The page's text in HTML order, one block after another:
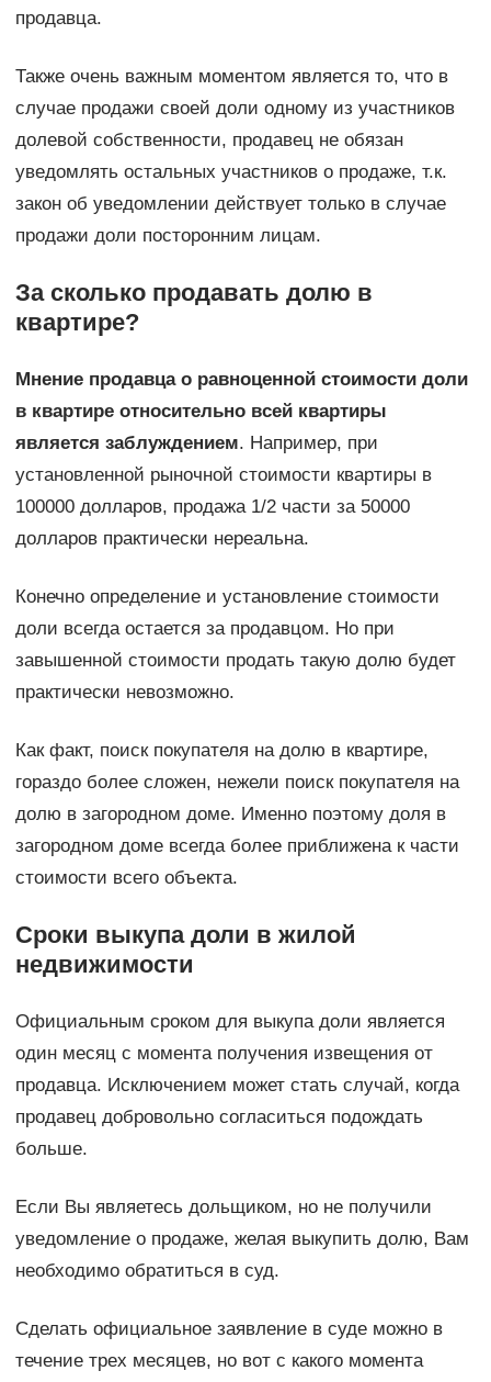
продавца.
Также очень важным моментом является то, что в
случае продажи своей доли одному из участников
долевой собственности, продавец не обязан
уведомлять остальных участников о продаже, т.к.
закон об уведомлении действует только в случае
продажи доли посторонним лицам.
За сколько продавать долю в
квартире?
Мнение продавца о равноценной стоимости доли
в квартире относительно всей квартиры
является заблуждением. Например, при
установленной рыночной стоимости квартиры в
100000 долларов, продажа 1/2 части за 50000
долларов практически нереальна.
Конечно определение и установление стоимости
доли всегда остается за продавцом. Но при
завышенной стоимости продать такую долю будет
практически невозможно.
Как факт, поиск покупателя на долю в квартире,
гораздо более сложен, нежели поиск покупателя на
долю в загородном доме. Именно поэтому доля в
загородном доме всегда более приближена к части
стоимости всего объекта.
Сроки выкупа доли в жилой
недвижимости
Официальным сроком для выкупа доли является
один месяц с момента получения извещения от
продавца. Исключением может стать случай, когда
продавец добровольно согласиться подождать
больше.
Если Вы являетесь дольщиком, но не получили
уведомление о продаже, желая выкупить долю, Вам
необходимо обратиться в суд.
Сделать официальное заявление в суде можно в
течение трех месяцев, но вот с какого момента